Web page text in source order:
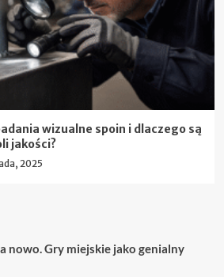
wizualne spoin i dlaczego są
jakości?
2025
nowo. Gry miejskie jako genialny